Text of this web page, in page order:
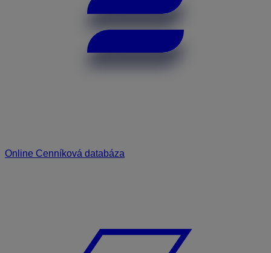
Online Cenníková databáza